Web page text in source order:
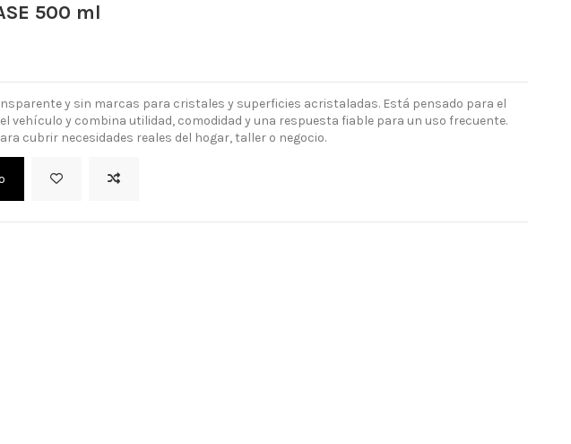
500 ml
y sin marcas para cristales y superficies acristaladas. Está pensado para el
vehículo y combina utilidad, comodidad y una respuesta fiable para un uso frecuente.
cubrir necesidades reales del hogar, taller o negocio.